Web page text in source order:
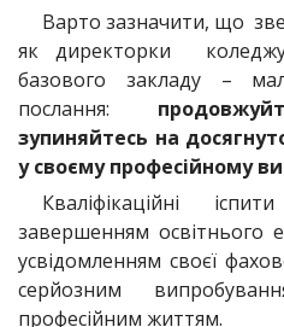
Варто зазначити, що
як директорки
базового закладу –
послання:
зупиняйтесь на
у своєму професійному
Кваліфікаційні
завершенням освітнього
усвідомленням своєї
серйозним
професійним життям.